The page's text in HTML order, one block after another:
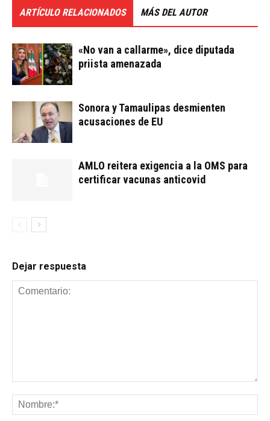
ARTÍCULO RELACIONADOS MÁS DEL AUTOR
«No van a callarme», dice diputada
priista amenazada
Sonora y Tamaulipas desmienten
acusaciones de EU
AMLO reitera exigencia a la OMS para
certificar vacunas anticovid
Dejar respuesta